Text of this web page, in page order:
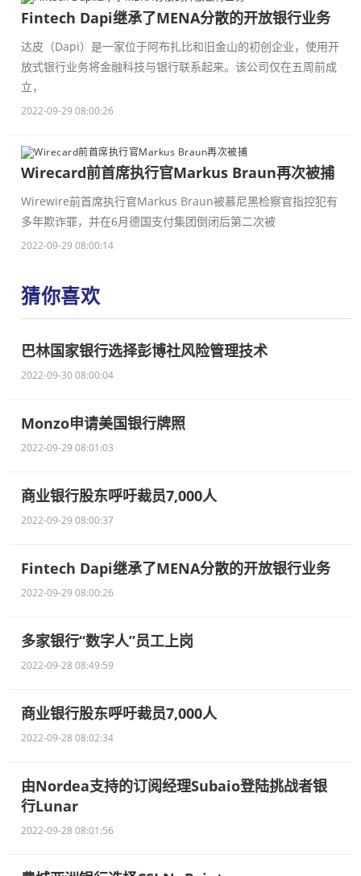
Fintech Dapi继承了MENA分散的开放银行业务
达皮（Dapi）是一家位于阿布扎比和旧金山的初创企业，使用开
放式银行业务将金融科技与银行联系起来。该公司仅在五周前成
立，
2022-09-29 08:00:26
Wirecard前首席执行官Markus Braun再次被捕
Wirewire前首席执行官Markus Braun被慕尼黑检察官指控犯有
多年欺诈罪，并在6月德国支付集团倒闭后第二次被
2022-09-29 08:00:14
猜你喜欢
巴林国家银行选择彭博社风险管理技术
2022-09-30 08:00:04
Monzo申请美国银行牌照
2022-09-29 08:01:03
商业银行股东呼吁裁员7,000人
2022-09-29 08:00:37
Fintech Dapi继承了MENA分散的开放银行业务
2022-09-29 08:00:26
多家银行“数字人”员工上岗
2022-09-28 08:49:59
商业银行股东呼吁裁员7,000人
2022-09-28 08:02:34
由Nordea支持的订阅经理Subaio登陆挑战者银
行Lunar
2022-09-28 08:01:56